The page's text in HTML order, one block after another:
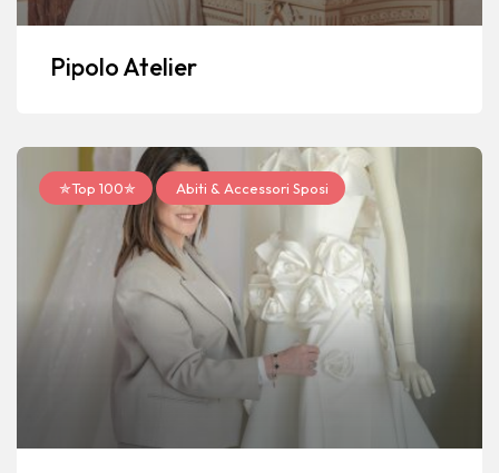
Pipolo Atelier
✯Top 100✯ Abiti & Accessori Sposi